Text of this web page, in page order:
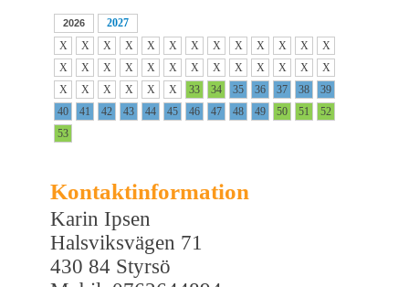
2026
2027
X
X X X X X X X X X X X
X
X
X X X X X X X X X X X
X
X
X X X X X 33 34 35 36 37 38
39
40
41 42 43 44 45 46 47 48 49 50 51
52
53
Kontaktinformation
Karin Ipsen
Halsviksvägen 71
430 84 Styrsö